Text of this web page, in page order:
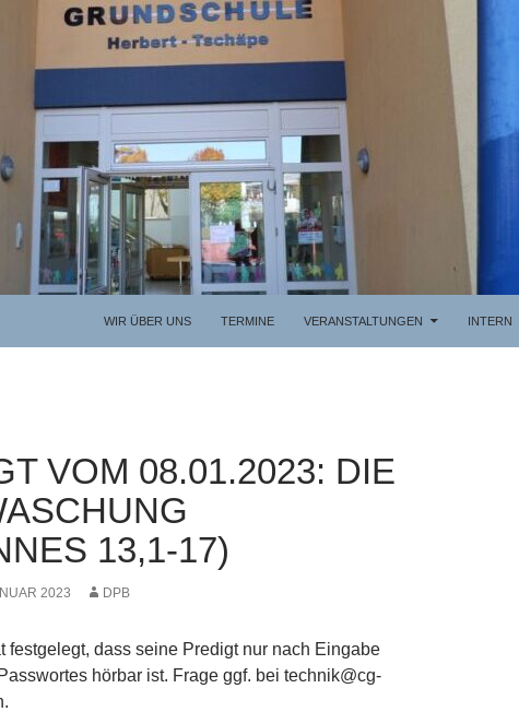
WIR ÜBER UNS TERMINE VERANSTALTUNGEN INTERN
VOM 08.01.2023: DIE
(
13,1-17)
2023 DPB
festgelegt, dass seine Predigt nur nach Eingabe
hörbar ist. Frage ggf. bei technik@cg-